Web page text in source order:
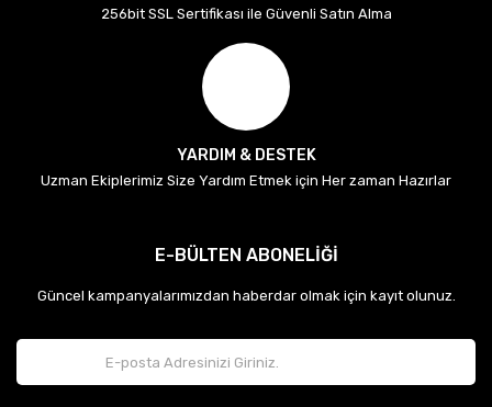
256bit SSL Sertifikası ile Güvenli Satın Alma
YARDIM & DESTEK
Uzman Ekiplerimiz Size Yardım Etmek için Her zaman Hazırlar
E-BÜLTEN ABONELİĞİ
Güncel kampanyalarımızdan haberdar olmak için kayıt olunuz.